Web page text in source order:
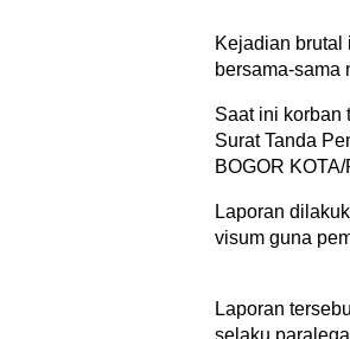
Kejadian brutal
bersama-sama
Saat ini korban
Surat Tanda
BOGOR
Laporan
visum guna
Laporan